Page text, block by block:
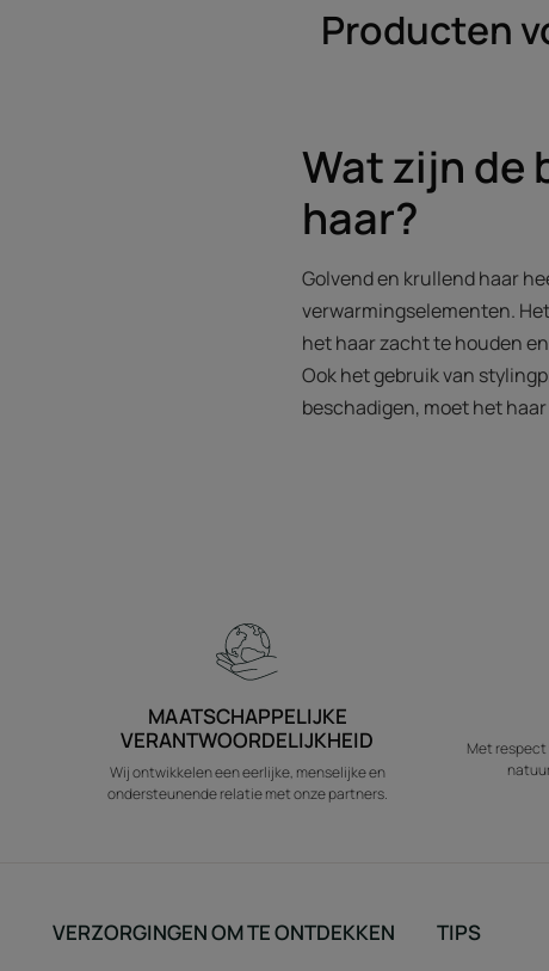
Producten
Wat zijn de
haar?
Golvend en krullend haar
verwarmingselementen.
het haar zacht te houden
Ook het gebruik van
beschadigen, moet het
MAATSCHAPPELIJKE
VERANTWOORDELIJKHEID
Wij ontwikkelen een eerlijke, menselijke en
ondersteunende relatie met onze partners.
Met respect
VERZORGINGEN OM TE ONTDEKKEN TIPS